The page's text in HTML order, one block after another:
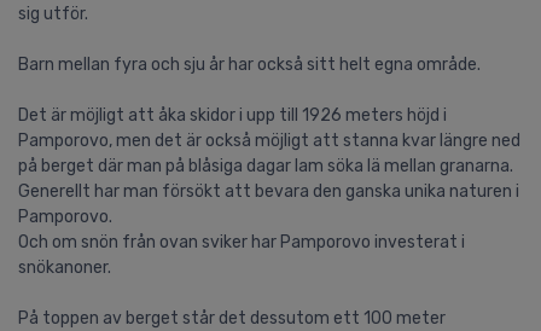
sig utför.
Barn mellan fyra och sju år har också sitt helt egna område.
Det är möjligt att åka skidor i upp till 1926 meters höjd i
Pamporovo, men det är också möjligt att stanna kvar längre ned
på berget där man på blåsiga dagar lam söka lä mellan granarna.
Generellt har man försökt att bevara den ganska unika naturen i
Pamporovo.
Och om snön från ovan sviker har Pamporovo investerat i
snökanoner.
På toppen av berget står det dessutom ett 100 meter